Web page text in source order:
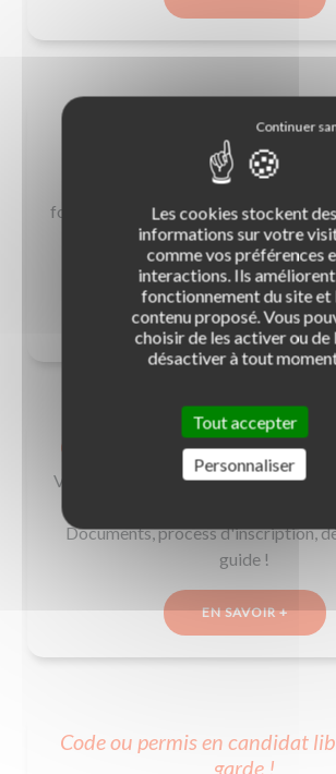
Code de la route et
parking : les règles
Les règles de stationnement font
fondamentaux du Code de la route.
assurer au permis, nos équipes ont
l'essentiel à savoir en matière de
EN SAVOIR +
Code NEPH : délai et étapes
Vous avez décidé de passer l'examen
Documents, process d'inscription,
guide !
EN SAVOIR +
Code ou permis en candidat
garde !
Les cookies stockent des
informations sur votre
comme vos préférences
interactions. Ils
fonctionnement du site et
contenu proposé. Vous
choisir de les activer ou de
désactiver à tout
Tout accepter
Personnaliser